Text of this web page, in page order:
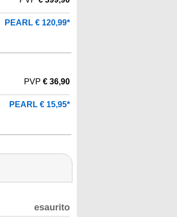
PEARL € 120,99*
PVP € 36,90
PEARL € 15,95*
esaurito